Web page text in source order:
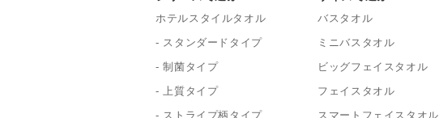
ホテルスタイルタオル
- スタンダードタイプ
- 制菌タイプ
- 上質タイプ
- ストライプ柄タイプ
バスタオル
ミニバスタオル
ビッグフェイスタオル
フェイスタオル
スマートフェイスタオル